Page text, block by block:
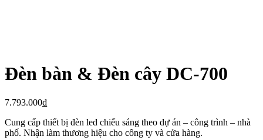
Đèn bàn & Đèn cây DC-700
7.793.000₫
Cung cấp thiết bị đèn led chiếu sáng theo dự án – công trình – nhà
phố. Nhận làm thương hiệu cho công ty và cửa hàng.